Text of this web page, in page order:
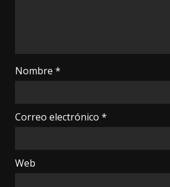
Nombre *
Correo electrónico *
Web